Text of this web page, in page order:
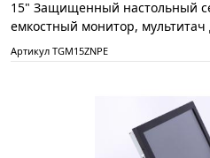
15" Защищенный настольный
емкостный монитор, мультитач
Артикул TGM15ZNPE